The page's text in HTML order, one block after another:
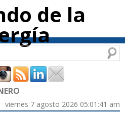
de la
viernes 7 agosto 2026 05:01:41 am